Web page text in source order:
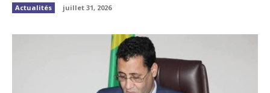
Actualités juillet 31, 2026